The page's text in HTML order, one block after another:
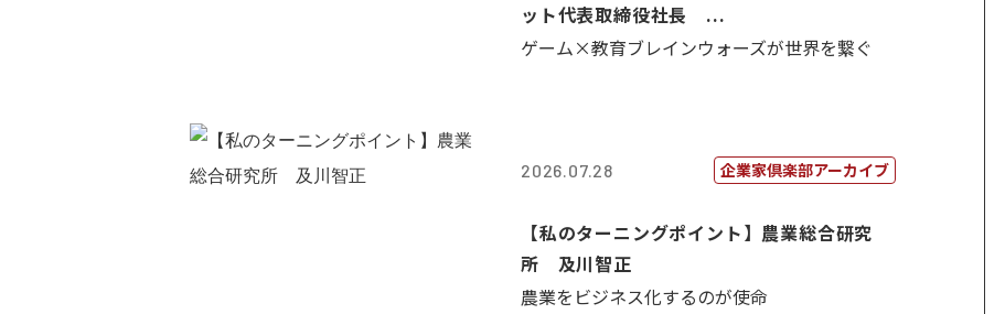
ット代表取締役社長 ...
ゲーム×教育ブレインウォーズが世界を繋ぐ
2026.07.28 企業家倶楽部アーカイブ
【私のターニングポイント】農業総合研究
所 及川智正
農業をビジネス化するのが使命